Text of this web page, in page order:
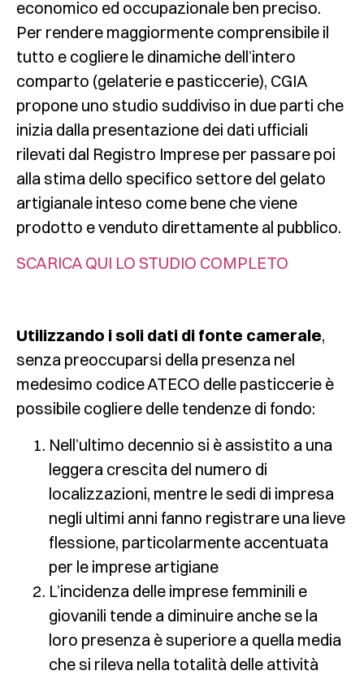
economico ed occupazionale ben preciso.
Per rendere maggiormente comprensibile il
tutto e cogliere le dinamiche dell’intero
comparto (gelaterie e pasticcerie), CGIA
propone uno studio suddiviso in due parti che
inizia dalla presentazione dei dati ufficiali
rilevati dal Registro Imprese per passare poi
alla stima dello specifico settore del gelato
artigianale inteso come bene che viene
prodotto e venduto direttamente al pubblico.
SCARICA QUI LO STUDIO COMPLETO
Utilizzando i soli dati di fonte camerale,
senza preoccuparsi della presenza nel
medesimo codice ATECO delle pasticcerie è
possibile cogliere delle tendenze di fondo:
Nell’ultimo decennio si è assistito a una
leggera crescita del numero di
localizzazioni, mentre le sedi di impresa
negli ultimi anni fanno registrare una lieve
flessione, particolarmente accentuata
per le imprese artigiane
L’incidenza delle imprese femminili e
giovanili tende a diminuire anche se la
loro presenza è superiore a quella media
che si rileva nella totalità delle attività